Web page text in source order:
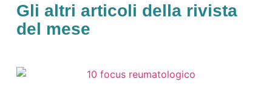
Gli altri articoli della rivista
del mese